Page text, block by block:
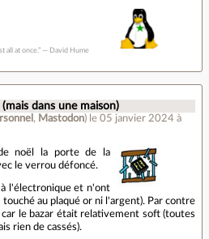
all at once.” ― David Hume
dans une maison)
, Mastodon) le 05 janvier 2024 à
noël la porte de la
le verrou défoncé.
à l'électronique et n'ont
touché au plaqué or ni l'argent). Par contre
le bazar était relativement soft (toutes
rien de cassés).